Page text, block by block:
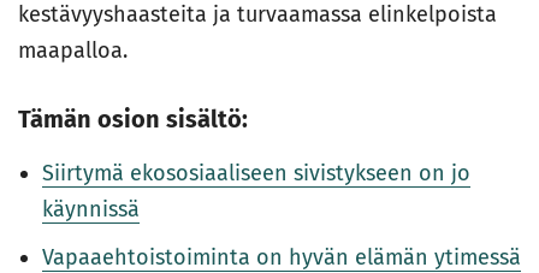
kestävyyshaasteita ja turvaamassa elinkelpoista
maapalloa.
Tämän osion sisältö:
Siirtymä ekososiaaliseen sivistykseen on jo
käynnissä
Vapaaehtoistoiminta on hyvän elämän ytimessä